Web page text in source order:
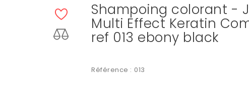
Shampoing colorant -
Multi Effect Keratin
ref 013 ebony black
Référence : 013